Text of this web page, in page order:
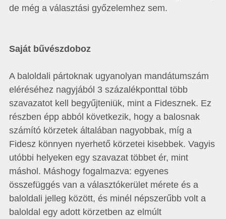
de még a választási győzelemhez sem.
Saját bűvészdoboz
A baloldali pártoknak ugyanolyan mandátumszám
eléréséhez nagyjából 3 százalékponttal több
szavazatot kell begyűjteniük, mint a Fidesznek. Ez
részben épp abból következik, hogy a balosnak
számító körzetek általában nagyobbak, míg a
Fidesz könnyen nyerhető körzetei kisebbek. Vagyis
utóbbi helyeken egy szavazat többet ér, mint
máshol. Máshogy fogalmazva: egyenes
összefüggés van a választókerület mérete és a
baloldali jelleg között, és minél népszerűbb volt a
baloldal egy adott körzetben az elmúlt